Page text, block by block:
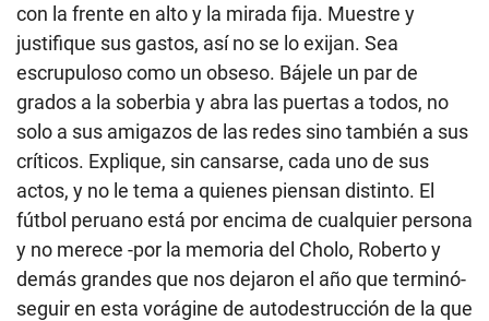
con la frente en alto y la mirada fija. Muestre y
justifique sus gastos, así no se lo exijan. Sea
escrupuloso como un obseso. Bájele un par de
grados a la soberbia y abra las puertas a todos, no
solo a sus amigazos de las redes sino también a sus
críticos. Explique, sin cansarse, cada uno de sus
actos, y no le tema a quienes piensan distinto. El
fútbol peruano está por encima de cualquier persona
y no merece -por la memoria del Cholo, Roberto y
demás grandes que nos dejaron el año que terminó-
seguir en esta vorágine de autodestrucción de la que